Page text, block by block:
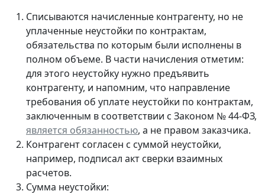
Списываются начисленные контрагенту, но не
уплаченные неустойки по контрактам,
обязательства по которым были исполнены в
полном объеме. В части начисления отметим:
для этого неустойку нужно предъявить
контрагенту, и напомним, что направление
требования об уплате неустойки по контрактам,
заключенным в соответствии с Законом № 44-ФЗ,
является обязанностью, а не правом заказчика.
Контрагент согласен с суммой неустойки,
например, подписал акт сверки взаимных
расчетов.
Сумма неустойки: